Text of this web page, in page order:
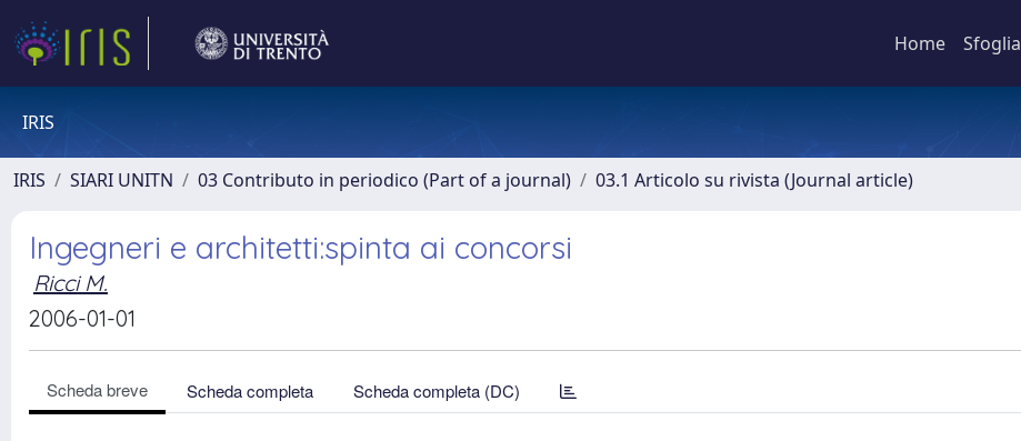
Home Sfoglia
IRIS
IRIS SIARI UNITN 03 Contributo in periodico (Part of a journal) 03.1 Articolo su rivista (Journal article)
Ingegneri e architetti:spinta ai concorsi
Ricci M.
2006-01-01
Scheda breve Scheda completa Scheda completa (DC)